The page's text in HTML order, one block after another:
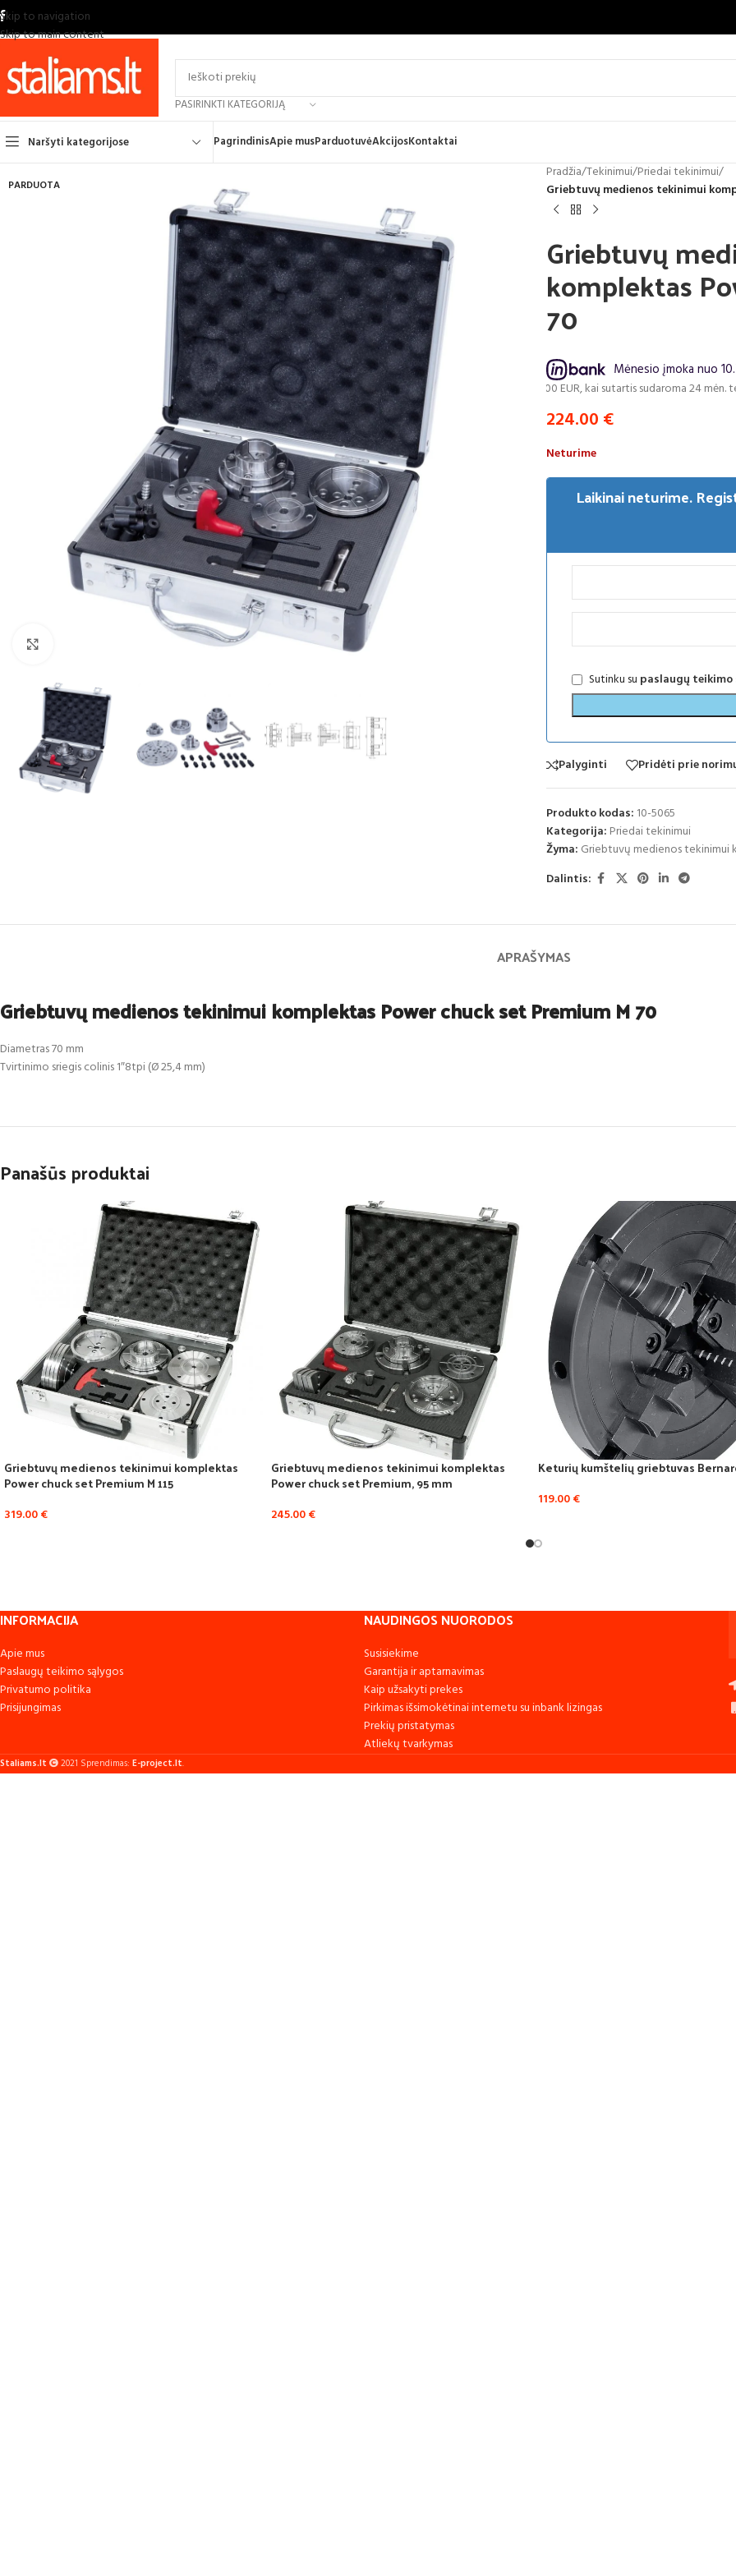
Skip to navigation
Skip to main content
PASIRINKTI KATEGORIJĄ
Naršyti kategorijose PagrindinisApie musParduotuvėAkcijosKontaktai
PARDUOTA
Pradžia/Tekinimui/Priedai tekinimui/
Griebtuvų medienos tekinimui
Griebtuvų
komplektas
70
Mėnesio įmoka nuo
Pavyzdžiui, skolinantis 224.00 EUR, kai sutartis sudaroma 24 mėn. terminui,
224.00 €
Neturime
Laikinai neturime.
Sutinku su paslaugų teikimo
Palyginti Pridėti prie
Produkto kodas: 10-5065
Kategorija: Priedai tekinimui
Žyma: Griebtuvų medienos tekinimui
Dalintis:
APRAŠYMAS
Griebtuvų medienos tekinimui komplektas Power chuck set Premium M 70
Diametras 70 mm
Tvirtinimo sriegis colinis 1″8tpi (Ø 25,4 mm)
Panašūs produktai
Griebtuvų medienos tekinimui komplektas
Power chuck set Premium M 115
319.00€
Griebtuvų medienos tekinimui komplektas
Power chuck set Premium, 95 mm
245.00€
Keturių kumštelių griebtuvas
119.00€
INFORMACIJA
Apie mus
Paslaugų teikimo sąlygos
Privatumo politika
Prisijungimas
NAUDINGOS NUORODOS
Susisiekime
Garantija ir aptarnavimas
Kaip užsakyti prekes
Pirkimas išsimokėtinai internetu su inbank lizingas
Prekių pristatymas
Atliekų tvarkymas
Staliams.lt 2021 Sprendimas: E-project.lt.